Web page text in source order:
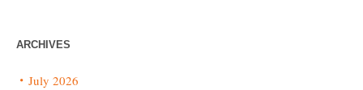
ARCHIVES
July 2026